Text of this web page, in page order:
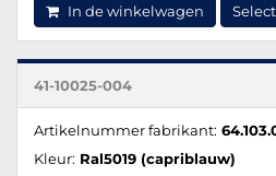
In de winkelwagen
41-10025-004
Artikelnummer fabrikant:
Kleur: Ral5019 (capriblauw)